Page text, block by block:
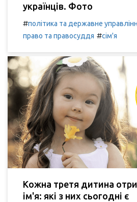
українців. Фото
#політика та державне
право та правосуддя #сім'я
Кожна третя дитина
ім'я: які з них сьогодні є